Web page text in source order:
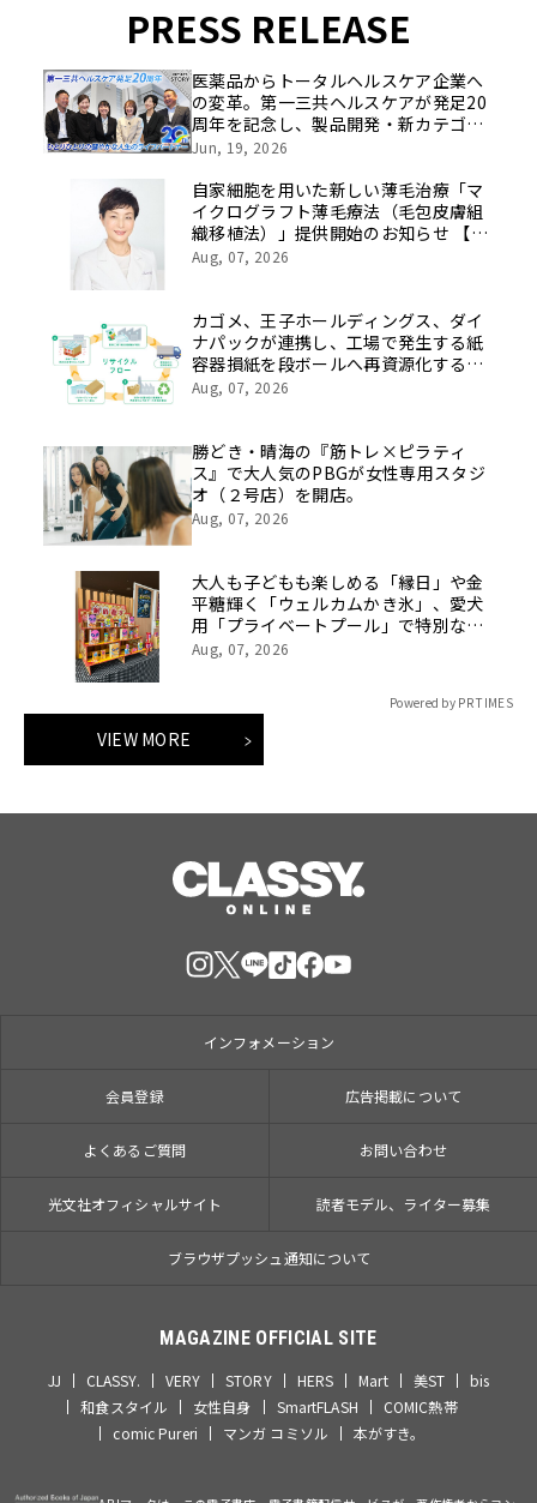
PRESS RELEASE
医薬品からトータルヘルスケア企業へ
の変革。第一三共ヘルスケアが発足20
周年を記念し、製品開発・新カテゴリ
挑戦の舞台や旧社統合時のエピソード
像を公開！
Jun, 19, 2026
自家細胞を用いた新しい薄毛治療「マ
イクログラフト薄毛療法（毛包皮膚組
織移植法）」提供開始のお知らせ 【医
療法人社団 青真会 青山エルクリニ
Aug, 07, 2026
カゴメ、王子ホールディングス、ダイ
ナパックが連携し、工場で発生する紙
容器損紙を段ボールへ再資源化する実
証を開始
Aug, 07, 2026
勝どき・晴海の『筋トレ×ピラティ
ス』で大人気のPBGが女性専用スタジ
オ（２号店）を開店。
Aug, 07, 2026
大人も子どもも楽しめる「縁日」や金
平糖輝く「ウェルカムかき氷」、愛犬
用「プライベートプール」で特別な夏
休みをお届け
Aug, 07, 2026
Powered by PR TIMES
VIEW MORE
インフォメーション
会員登録 広告掲載について
よくあるご質問 お問い合わせ
光文社オフィシャルサイト 読者モデル、ライター募集
ブラウザプッシュ通知について
MAGAZINE OFFICIAL SITE
JJ CLASSY. VERY STORY HERS Mart 美ST
bis
和食スタイル
女性自身 SmartFLASH
COMIC熱帯
comic Pureri
マンガ コミソル 本がすき。